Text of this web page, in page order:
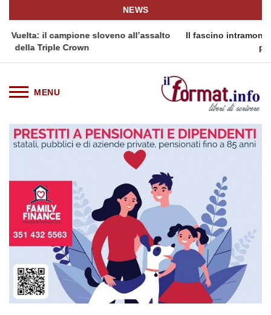
NEWS
all’assalto
Il fascino intramontabile del Dress Watch: